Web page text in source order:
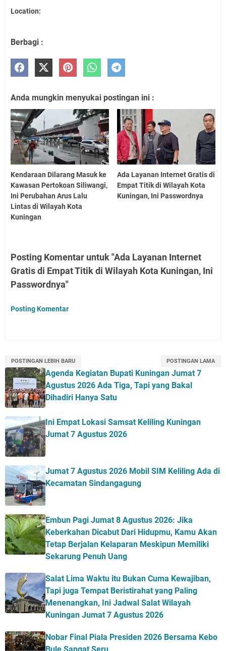
Location:
Berbagi :
Anda mungkin menyukai postingan ini :
Kendaraan Dilarang Masuk ke
Kawasan Pertokoan Siliwangi,
Ini Perubahan Arus Lalu
Lintas di Wilayah Kota
Kuningan
Ada Layanan Internet Gratis di
Empat Titik di Wilayah Kota
Kuningan, Ini Passwordnya
Posting Komentar untuk "Ada Layanan Internet
Gratis di Empat Titik di Wilayah Kota Kuningan, Ini
Passwordnya"
Posting Komentar
POSTINGAN LEBIH BARU POSTINGAN LAMA
Agenda Kegiatan Bupati Kuningan Jumat 7
Agustus 2026 Ada Tiga, Tapi yang Bakal
Dihadiri Hanya Satu
Ini Empat Lokasi Samsat Keliling Kuningan
Jumat 7 Agustus 2026
Jumat 7 Agustus 2026 Mobil SIM Keliling Ada di
Kecamatan Sindangagung
Embun Pagi Jumat 8 Agustus 2026: Jika
Keberkahan Dicabut Dari Hidupmu, Kamu Akan
Tetap Berjalan Kelaparan Meskipun Memiliki
Sekarung Penuh Uang
Salat Lima Waktu itu Bukan Cuma Kewajiban,
Tapi juga Tempat Beristirahat yang Paling
Menenangkan, Ini Jadwal Salat Wilayah
Kuningan Jumat 7 Agustus 2026
Nobar Final Piala Presiden 2026 Bersama Kebo
Bule Sangat Seru